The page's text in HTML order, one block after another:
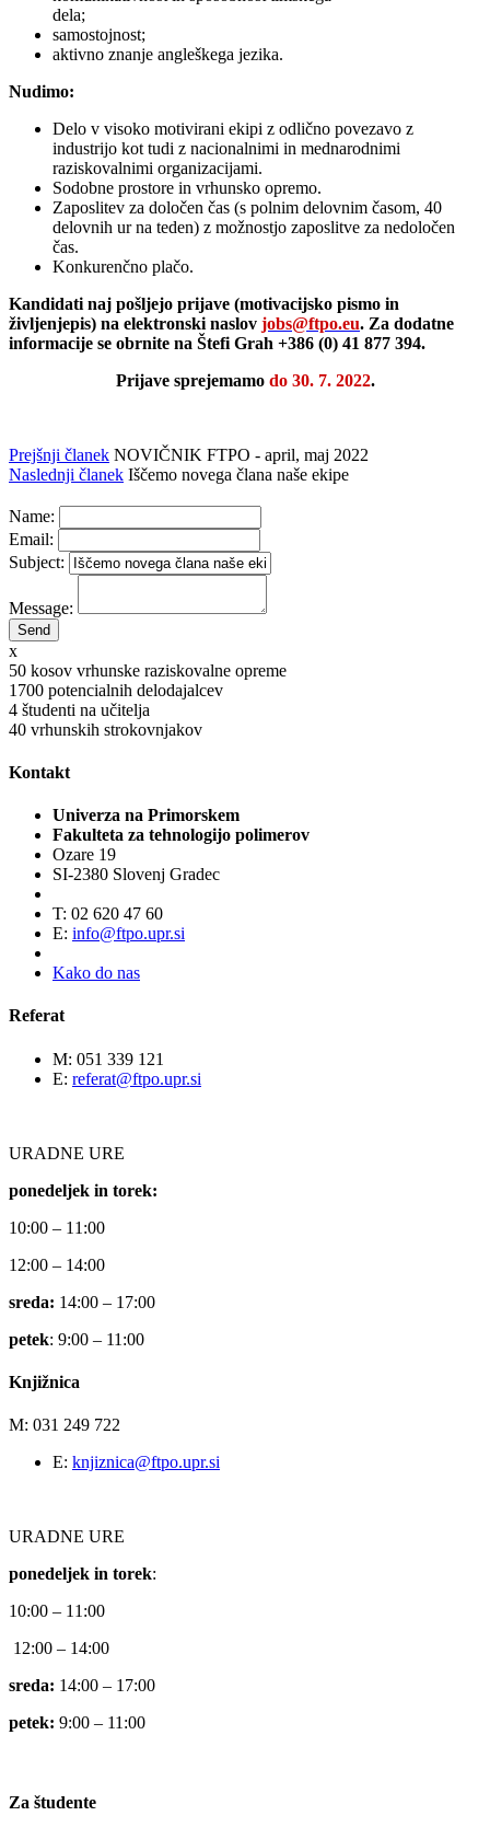
dela;
samostojnost;
aktivno znanje angleškega jezika.
Nudimo:
Delo v visoko motivirani ekipi z odlično povezavo z
industrijo kot tudi z nacionalnimi in mednarodnimi
raziskovalnimi organizacijami.
Sodobne prostore in vrhunsko opremo.
Zaposlitev za določen čas (s polnim delovnim časom, 40
delovnih ur na teden) z možnostjo zaposlitve za nedoločen
čas.
Konkurenčno plačo.
Kandidati naj pošljejo prijave (motivacijsko pismo in
življenjepis) na elektronski naslov jobs@ftpo.eu. Za dodatne
informacije se obrnite na Štefi Grah +386 (0) 41 877 394.
Prijave sprejemamo do 30. 7. 2022.
Prejšnji članek NOVIČNIK FTPO - april, maj 2022
Naslednji članek Iščemo novega člana naše ekipe
Name:
Email:
Subject:
Message:
x
50 kosov vrhunske raziskovalne opreme
1700 potencialnih delodajalcev
4 študenti na učitelja
40 vrhunskih strokovnjakov
Kontakt
Univerza na Primorskem
Fakulteta za tehnologijo polimerov
Ozare 19
SI-2380 Slovenj Gradec
T: 02 620 47 60
E: info@ftpo.upr.si
Kako do nas
Referat
M: 051 339 121
E: referat@ftpo.upr.si
URADNE URE
ponedeljek in torek:
10:00 – 11:00
12:00 – 14:00
sreda: 14:00 – 17:00
petek: 9:00 – 11:00
Knjižnica
M: 031 249 722
E: knjiznica@ftpo.upr.si
URADNE URE
ponedeljek in torek:
10:00 – 11:00
12:00 – 14:00
sreda: 14:00 – 17:00
petek: 9:00 – 11:00
Za študente